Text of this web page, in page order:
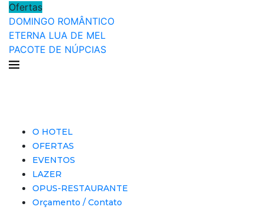
Ofertas
DOMINGO ROMÂNTICO
ETERNA LUA DE MEL
PACOTE DE NÚPCIAS
O HOTEL
OFERTAS
EVENTOS
LAZER
OPUS-RESTAURANTE
Orçamento / Contato